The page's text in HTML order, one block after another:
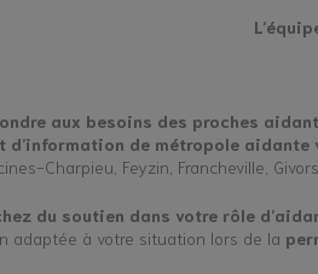
aux besoins des proches
d’information de métropole
Charpieu, Feyzin, Francheville,
du soutien dans votre rôle
adaptée à votre situation lors de la